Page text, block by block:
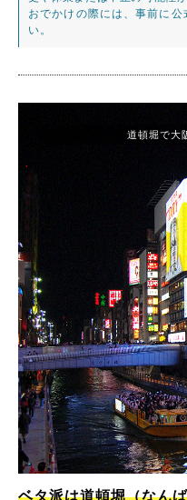
おでかけの際には、事前に
い。
道頓堀で大
ベタ派は道頓堀（なん